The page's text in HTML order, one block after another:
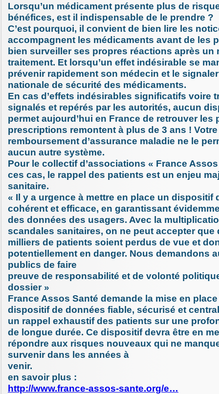
Lorsqu’un médicament présente plus de
bénéfices, est il indispensable de le prendre ?
C’est pourquoi, il convient de bien lire les
accompagnent les médicaments avant de les
bien surveiller ses propres réactions après un
traitement. Et lorsqu’un effet indésirable se
prévenir rapidement son médecin et le signaler
nationale de sécurité des médicaments.
En cas d’effets indésirables significatifs voire
signalés et repérés par les autorités, aucun
permet aujourd’hui en France de retrouver les
prescriptions remontent à plus de 3 ans !
remboursement d’assurance maladie ne le
aucun autre système.
Pour le collectif d’associations « France
ces cas, le rappel des patients est un enjeu
sanitaire.
« Il y a urgence à mettre en place un dispositif
cohérent et efficace, en garantissant
des données des usagers. Avec la
scandales sanitaires, on ne peut accepter que
milliers de patients soient perdus de vue et
potentiellement en danger. Nous demandons
publics de faire
preuve de responsabilité et de volonté
dossier »
France Assos Santé demande la mise en
dispositif de données fiable, sécurisé et
un rappel exhaustif des patients sur une
de longue durée. Ce dispositif devra être en
répondre aux risques nouveaux qui ne
survenir dans les années à
venir.
en savoir plus :
http://www.france-assos-sante.org/e…